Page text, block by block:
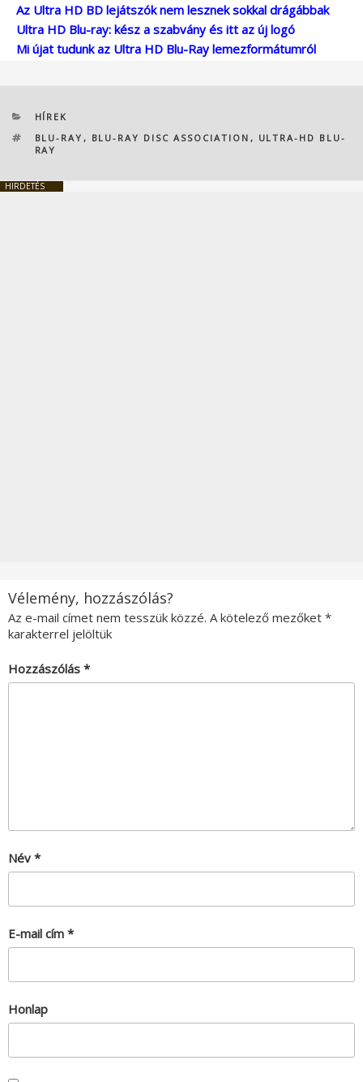
Az Ultra HD BD lejátszók nem lesznek sokkal drágábbak
Ultra HD Blu-ray: kész a szabvány és itt az új logó
Mi újat tudunk az Ultra HD Blu-Ray lemezformátumról
KATEGÓRIÁK
HÍREK
CÍMKÉK
BLU-RAY , BLU-RAY DISC ASSOCIATION , ULTRA-HD BLU-
RAY
HIRDETÉS
Vélemény, hozzászólás?
Az e-mail címet nem tesszük közzé. A kötelező mezőket *
karakterrel jelöltük
Hozzászólás *
Név *
E-mail cím *
Honlap